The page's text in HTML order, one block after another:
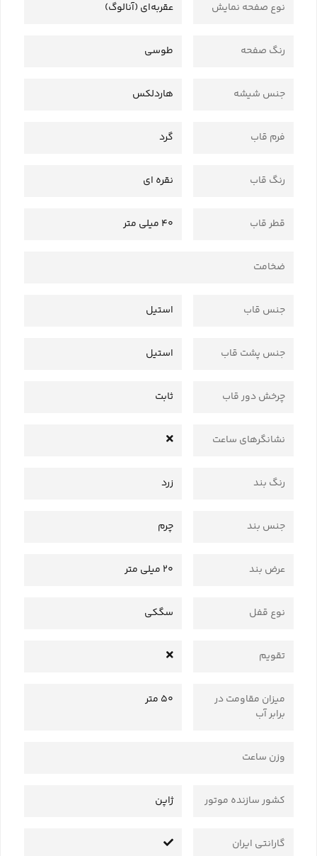
نوع صفحه نمایش عقربه‌ای (آنالوگ)
رنگ صفحه طوسی
جنس شیشه هاردلکس
فرم قاب گرد
رنگ قاب نقره ای
قطر قاب 40 میلی متر
ضخامت
جنس قاب استیل
جنس پشت قاب استیل
چرخش دور قاب ثابت
نشانگرهای ساعت
رنگ بند زرد
جنس بند چرم
عرض بند 20 میلی متر
نوع قفل سگکی
تقویم
میزان مقاومت در
برابر آب
50 متر
وزن ساعت
کشور سازنده موتور ژاپن
گارانتی ایران